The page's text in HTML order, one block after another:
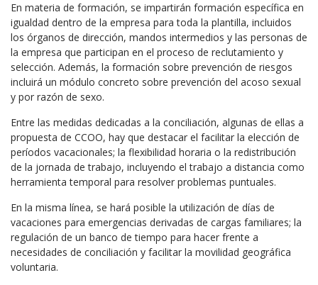
En materia de formación, se impartirán formación específica en
igualdad dentro de la empresa para toda la plantilla, incluidos
los órganos de dirección, mandos intermedios y las personas de
la empresa que participan en el proceso de reclutamiento y
selección. Además, la formación sobre prevención de riesgos
incluirá un módulo concreto sobre prevención del acoso sexual
y por razón de sexo.
Entre las medidas dedicadas a la conciliación, algunas de ellas a
propuesta de CCOO, hay que destacar el facilitar la elección de
períodos vacacionales; la flexibilidad horaria o la redistribución
de la jornada de trabajo, incluyendo el trabajo a distancia como
herramienta temporal para resolver problemas puntuales.
En la misma línea, se hará posible la utilización de días de
vacaciones para emergencias derivadas de cargas familiares; la
regulación de un banco de tiempo para hacer frente a
necesidades de conciliación y facilitar la movilidad geográfica
voluntaria.